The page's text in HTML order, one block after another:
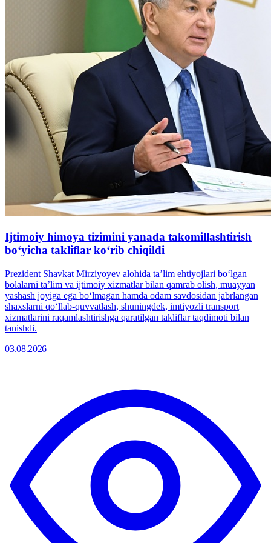
Ijtimoiy himoya tizimini yanada takomillashtirish
boʻyicha takliflar koʻrib chiqildi
Prezident Shavkat Mirziyoyev alohida taʼlim ehtiyojlari boʻlgan
bolalarni taʼlim va ijtimoiy xizmatlar bilan qamrab olish, muayyan
yashash joyiga ega boʻlmagan hamda odam savdosidan jabrlangan
shaxslarni qoʻllab-quvvatlash, shuningdek, imtiyozli transport
xizmatlarini raqamlashtirishga qaratilgan takliflar taqdimoti bilan
tanishdi.
03.08.2026